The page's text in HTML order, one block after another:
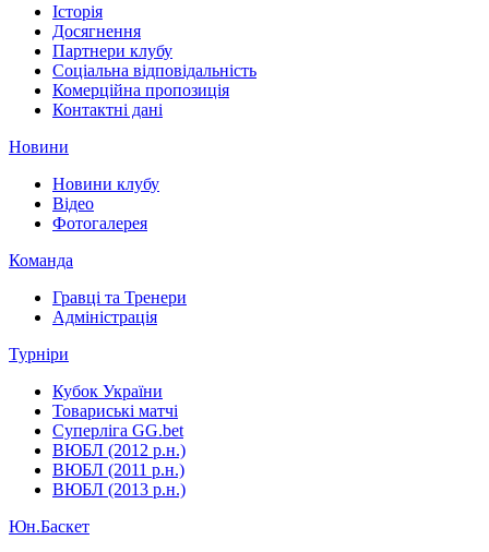
Історія
Досягнення
Партнери клубу
Соціальна відповідальність
Комерційна пропозиція
Контактні дані
Новини
Новини клубу
Відео
Фотогалерея
Команда
Гравці та Тренери
Адміністрація
Турніри
Кубок України
Товариські матчі
Суперліга GG.bet
ВЮБЛ (2012 р.н.)
ВЮБЛ (2011 р.н.)
ВЮБЛ (2013 р.н.)
Юн.Баскет